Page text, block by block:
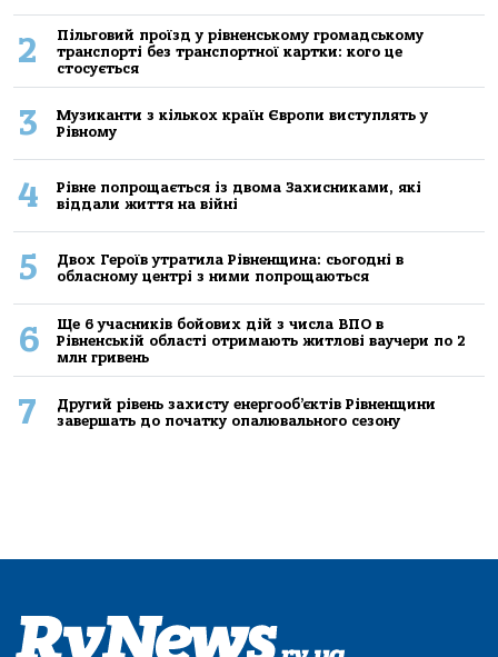
2
Пільговий проїзд у рівненському громадському
транспорті без транспортної картки: кого це
стосується
3
Музиканти з кількох країн Європи виступлять у
Рівному
4
Рівне попрощається із двома Захисниками, які
віддали життя на війні
5
Двох Героїв утратила Рівненщина: сьогодні в
обласному центрі з ними попрощаються
6
Ще 6 учасників бойових дій з числа ВПО в
Рівненській області отримають житлові ваучери по 2
млн гривень
7
Другий рівень захисту енергооб’єктів Рівненщини
завершать до початку опалювального сезону